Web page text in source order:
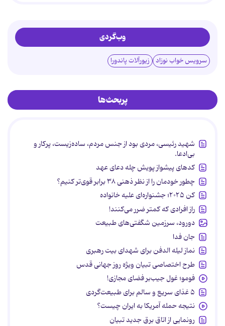
وب‌گردی
سرویس خواب نوزاد زیورآلات پاندورا
پربحث‌ها
شهید رئیسی، مردی بود از جنس مردم، ساده‌زیست، پرکار و
بی‌ادعا.
کدهای پیشواز پویش چله دعای عهد
چطور خودمان را از نظر ذهنی ۳۸ برابر قوی‌تر کنیم؟
کن ۲۰۲۵؛ جشنواره‌ای علیه خانواده
راز افرادی که کمتر ضرر می‌کنند!
دورود، سرزمین شگفتی‌های طبیعت
جان فدا
نماز لیله الدفن برای شهدای بیت رهبری
طرح اختصاصی تبیان ویژه روز جهانی قدس
فومو؛ غول جیب‌بر فضای مجازی!
۵ غذای سریع و سالم برای طبیعت‌گردی
نتیجه حمله آمریکا به ایران چیست؟
رونمایی از اتاق برق جدید تبیان